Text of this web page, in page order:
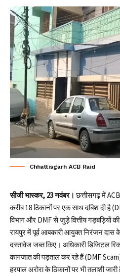
Chhattisgarh ACB Raid
सीजी भास्कर, 23 नवंबर।छत्तीसगढ़ में
करीब 18 ठिकानों पर एक साथ दबिश दी है
विभाग और DMF से जुड़े वित्तीय गड़बड़ियों
रायपुर में पूर्व आबकारी आयुक्त निरंजन दास
दस्तावेज जब्त किए। अधिकारी डिजिटल
कागजात की पड़ताल कर रहे हैं (DMF
हरपाल अरोरा के ठिकानों पर भी तलाशी जारी